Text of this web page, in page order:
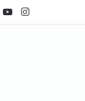
You TubeInstagram